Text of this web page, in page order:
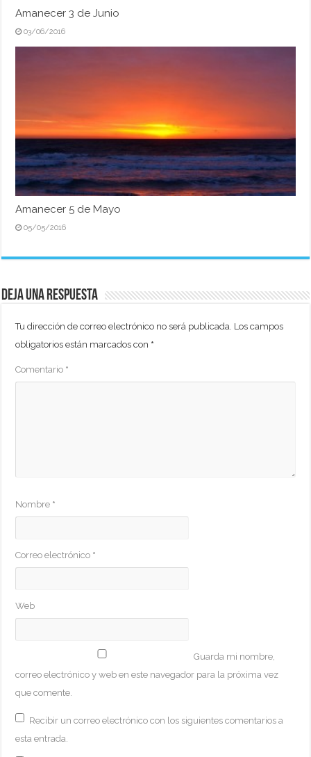
Amanecer 3 de Junio
03/06/2016
Amanecer 5 de Mayo
05/05/2016
Deja una respuesta
Tu dirección de correo electrónico no será publicada. Los campos
obligatorios están marcados con *
Comentario *
Nombre *
Correo electrónico *
Web
Guarda mi nombre,
correo electrónico y web en este navegador para la próxima vez
que comente.
Recibir un correo electrónico con los siguientes comentarios a
esta entrada.